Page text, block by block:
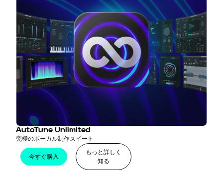
AutoTune Unlimited
究極のボーカル制作スイート
今すぐ購入
もっと詳しく
知る